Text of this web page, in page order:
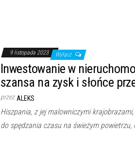
9 listopada 2023 Wyłącz
Inwestowanie w
szansa na zysk i słońce
przez ALEKS
Hiszpania, z jej malowniczymi
do spędzania czasu na świeżym